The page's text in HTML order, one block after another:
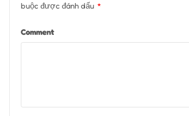
buộc được đánh dấu *
Comment